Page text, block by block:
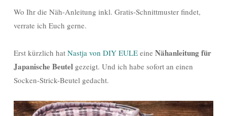
Wo Ihr die Näh-Anleitung inkl. Gratis-Schnittmuster findet,
verrate ich Euch gerne.
Erst kürzlich hat Nastja von DIY EULE eine Nähanleitung für
Japanische Beutel gezeigt. Und ich habe sofort an einen
Socken-Strick-Beutel gedacht.